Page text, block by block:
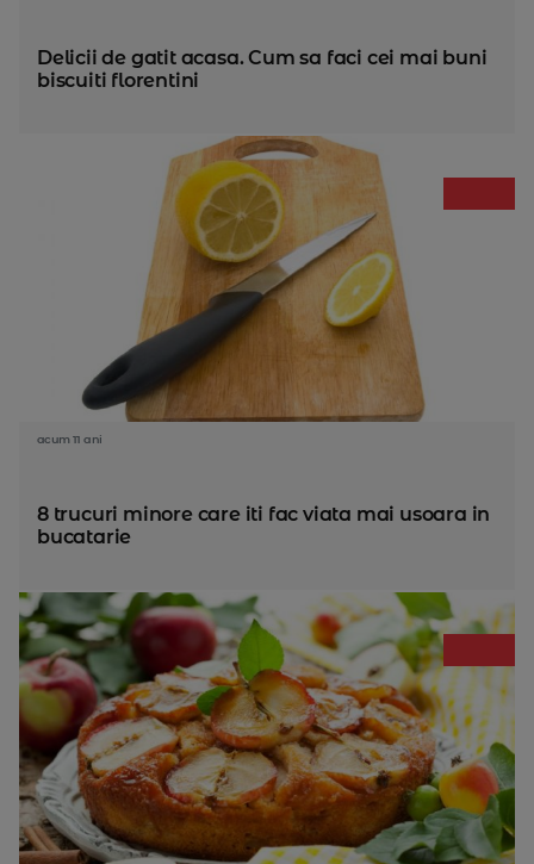
Delicii de gatit acasa. Cum sa faci cei mai buni
biscuiti florentini
acum 11 ani
8 trucuri minore care iti fac viata mai usoara in
bucatarie